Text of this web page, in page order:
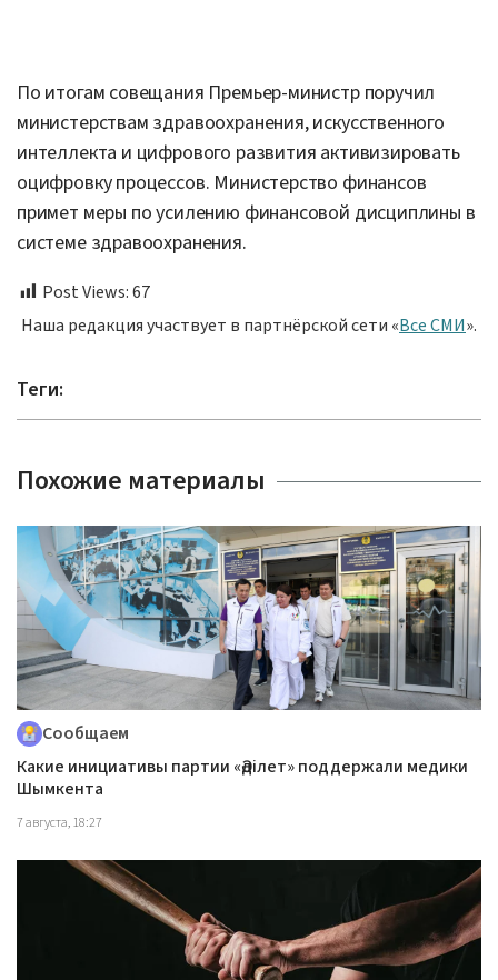
По итогам совещания Премьер-министр поручил
министерствам здравоохранения, искусственного
интеллекта и цифрового развития активизировать
оцифровку процессов. Министерство финансов
примет меры по усилению финансовой дисциплины в
системе здравоохранения.
Post Views:67
Наша редакция участвует в партнёрской сети «Все СМИ».
Теги:
Похожие материалы
Сообщаем
Какие инициативы партии «Әділет» поддержали медики
Шымкента
7 августа, 18:27